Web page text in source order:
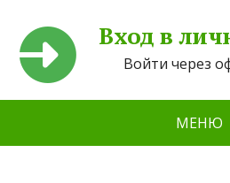
Вход в
Войти через
МЕНЮ